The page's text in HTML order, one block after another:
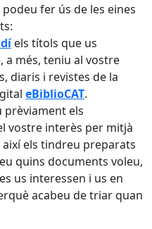
fer ús de les eines
els títols que us
a més, teniu al vostre
diaris i revistes de la
eBiblioCAT.
prèviament els
vostre interès per mitjà
així els tindreu preparats
quins documents voleu,
us interessen i us en
acabeu de triar quan